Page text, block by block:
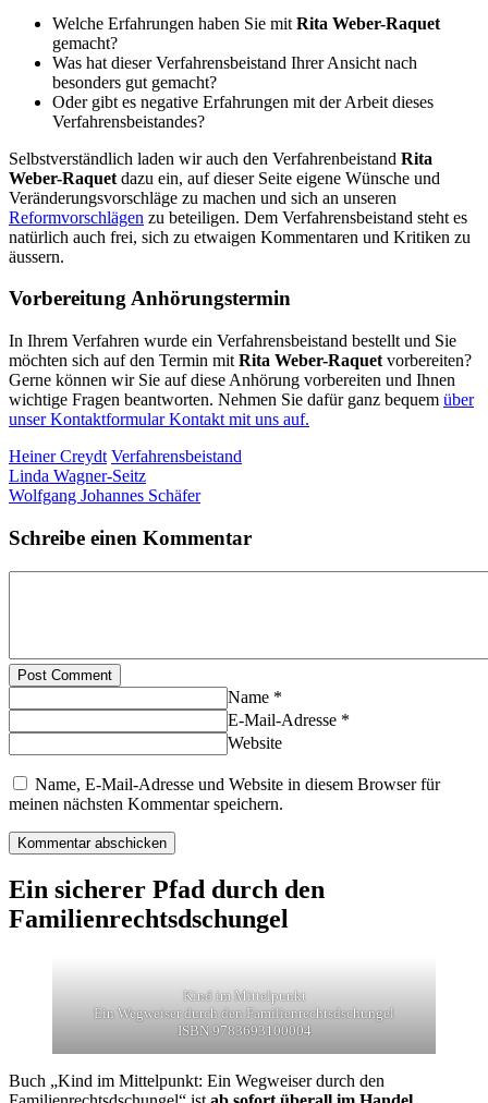
Welche Erfahrungen haben Sie mit Rita Weber-Raquet
gemacht?
Was hat dieser Verfahrensbeistand Ihrer Ansicht nach
besonders gut gemacht?
Oder gibt es negative Erfahrungen mit der Arbeit dieses
Verfahrensbeistandes?
Selbstverständlich laden wir auch den Verfahrenbeistand Rita
Weber-Raquet dazu ein, auf dieser Seite eigene Wünsche und
Veränderungsvorschläge zu machen und sich an unseren
Reformvorschlägen zu beteiligen. Dem Verfahrensbeistand steht es
natürlich auch frei, sich zu etwaigen Kommentaren und Kritiken zu
äussern.
Vorbereitung Anhörungstermin
In Ihrem Verfahren wurde ein Verfahrensbeistand bestellt und Sie
möchten sich auf den Termin mit Rita Weber-Raquet vorbereiten?
Gerne können wir Sie auf diese Anhörung vorbereiten und Ihnen
wichtige Fragen beantworten. Nehmen Sie dafür ganz bequem über
unser Kontaktformular Kontakt mit uns auf.
Heiner Creydt Verfahrensbeistand
Linda Wagner-Seitz
Wolfgang Johannes Schäfer
Schreibe einen Kommentar
Post Comment
Name *
E-Mail-Adresse *
Website
Name, E-Mail-Adresse und Website in diesem Browser für
meinen nächsten Kommentar speichern.
Ein sicherer Pfad durch den
Familienrechtsdschungel
Kind im Mittelpunkt
Ein Wegweiser durch den Familienrechtsdschungel
ISBN 9783693100004
Buch „Kind im Mittelpunkt: Ein Wegweiser durch den